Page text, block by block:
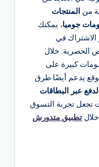
من المنتجات
جوميا، يمكنك
في
الحصرية. خلال
كبيرة على
يدعم أيضًا طرق
عبر البطاقات
تجعل تجربة التسوق
تطبيق متدورش